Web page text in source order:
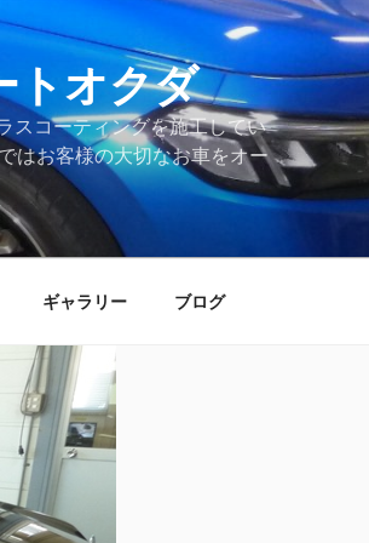
トオクダ
スコーティングを施工してい
はお客様の大切なお車をオー
ギャラリー ブログ